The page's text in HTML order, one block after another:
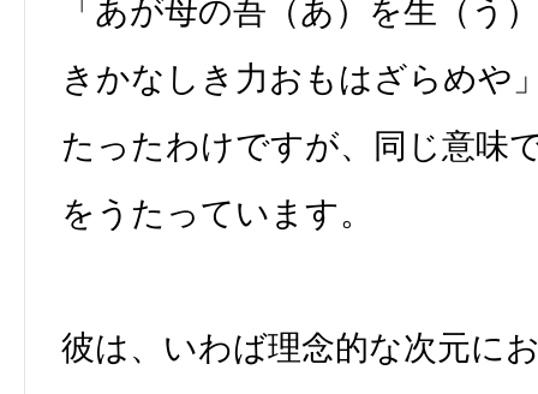
「あが母の吾（あ）を生（う
きかなしき力おもはざらめや
たったわけですが、同じ意味
をうたっています。
彼は、いわば理念的な次元に